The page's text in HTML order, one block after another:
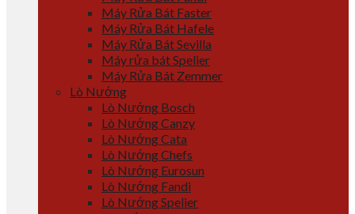
Máy Rửa Bát Faster
Máy Rửa Bát Hafele
Máy Rửa Bát Sevilla
Máy rửa bát Spelier
Máy Rửa Bát Zemmer
Lò Nướng
Lò Nướng Bosch
Lò Nướng Canzy
Lò Nướng Cata
Lò Nướng Chefs
Lò Nướng Eurosun
Lò Nướng Fandi
Lò Nướng Spelier